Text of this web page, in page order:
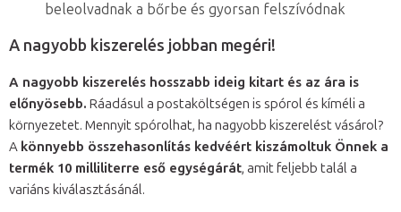
beleolvadnak a bőrbe és gyorsan felszívódnak
A nagyobb kiszerelés jobban megéri!
A nagyobb kiszerelés hosszabb ideig kitart és az ára is
előnyösebb. Ráadásul a postaköltségen is spórol és kíméli a
környezetet. Mennyit spórolhat, ha nagyobb kiszerelést vásárol?
A könnyebb összehasonlítás kedvéért kiszámoltuk Önnek a
termék 10 milliliterre eső egységárát, amit feljebb talál a
variáns kiválasztásánál.